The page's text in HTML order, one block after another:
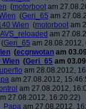
(motorboot am
(Geri_65 am
Wien (motorboot am
AVS_reloaded am
(Geri_65 am 28.08.2012,
(ecgnwotan am
Wien (Geri_65 am
am 28.08.2012,
am 27.08.2012,
am 27.08.2012,
27.08.2012, 16:20:22)
am 27.08.2012,